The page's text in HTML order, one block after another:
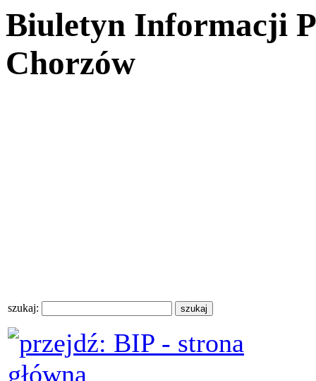
Biuletyn Informacji
Chorzów
szukaj: